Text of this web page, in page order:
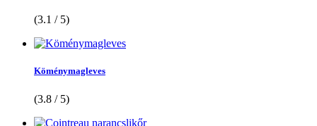
(3.1 / 5)
Köménymagleves
(3.8 / 5)